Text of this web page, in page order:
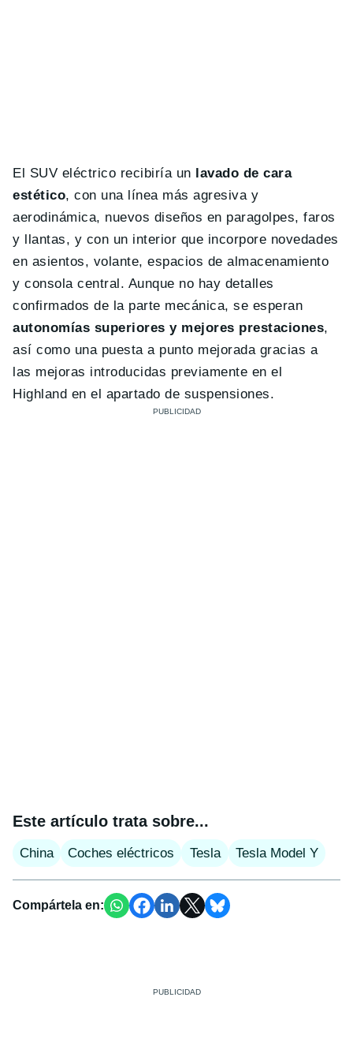
El SUV eléctrico recibiría un
lavado de cara
estético, con una línea más agresiva y
aerodinámica, nuevos diseños en paragolpes, faros
y llantas, y con un interior que incorpore novedades
en asientos, volante, espacios de almacenamiento
y consola central. Aunque no hay detalles
confirmados de la parte mecánica, se esperan
autonomías superiores y mejores prestaciones,
así como una puesta a punto mejorada gracias a
las mejoras introducidas previamente en el
Highland en el apartado de suspensiones.
Este artículo trata sobre...
China Coches eléctricos Tesla Tesla Model Y
Compártela en: